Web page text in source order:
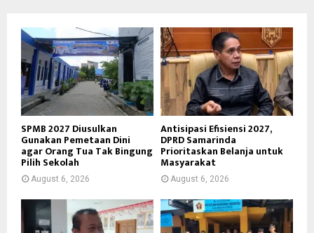
SPMB 2027 Diusulkan
Gunakan Pemetaan Dini
agar Orang Tua Tak Bingung
Pilih Sekolah
August 6, 2026
Antisipasi Efisiensi 2027,
DPRD Samarinda
Prioritaskan Belanja untuk
Masyarakat
August 6, 2026